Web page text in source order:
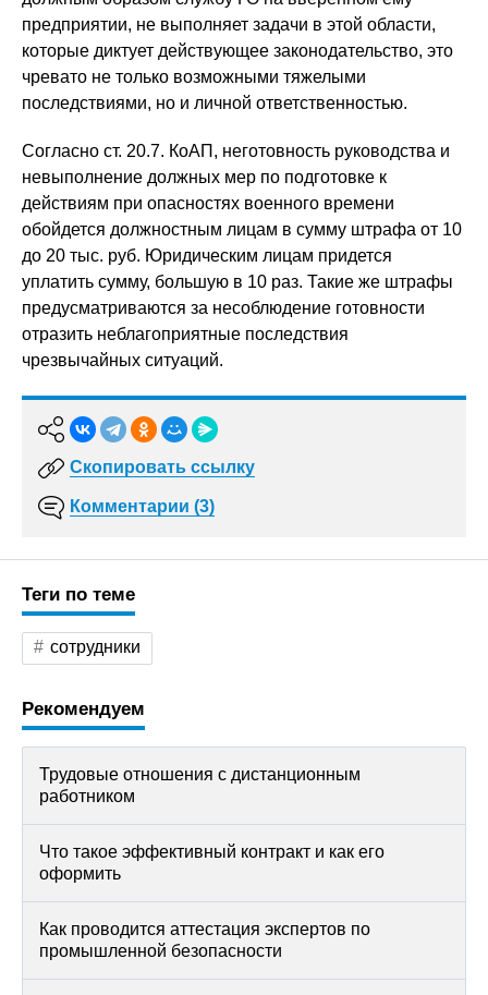
предприятии, не выполняет задачи в этой области,
которые диктует действующее законодательство, это
чревато не только возможными тяжелыми
последствиями, но и личной ответственностью.
Согласно ст. 20.7. КоАП, неготовность руководства и
невыполнение должных мер по подготовке к
действиям при опасностях военного времени
обойдется должностным лицам в сумму штрафа от 10
до 20 тыс. руб. Юридическим лицам придется
уплатить сумму, большую в 10 раз. Такие же штрафы
предусматриваются за несоблюдение готовности
отразить неблагоприятные последствия
чрезвычайных ситуаций.
Скопировать ссылку
Комментарии (3)
Теги по теме
сотрудники
Рекомендуем
Трудовые отношения с дистанционным
работником
Что такое эффективный контракт и как его
оформить
Как проводится аттестация экспертов по
промышленной безопасности